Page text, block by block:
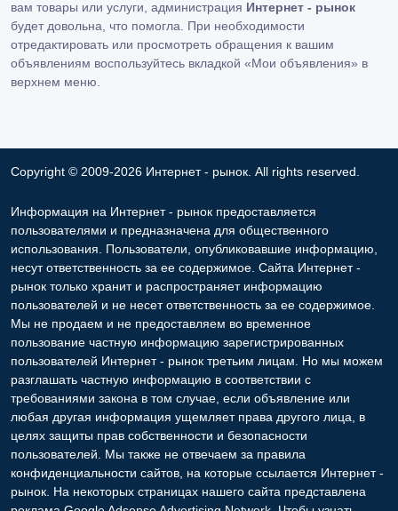
вам товары или услуги, администрация Интернет - рынок
будет довольна, что помогла. При необходимости
отредактировать или просмотреть обращения к вашим
объявлениям воспользуйтесь вкладкой «Мои объявления» в
верхнем меню.
Copyright © 2009-2026 Интернет - рынок. All rights reserved.
Информация на Интернет - рынок предоставляется
пользователями и предназначена для общественного
использования. Пользователи, опубликовавшие информацию,
несут ответственность за ее содержимое. Сайта Интернет -
рынок только хранит и распространяет информацию
пользователей и не несет ответственность за ее содержимое.
Мы не продаем и не предоставляем во временное
пользование частную информацию зарегистрированных
пользователей Интернет - рынок третьим лицам. Но мы можем
разглашать частную информацию в соответствии с
требованиями закона в том случае, если объявление или
любая другая информация ущемляет права другого лица, в
целях защиты прав собственности и безопасности
пользователей. Мы также не отвечаем за правила
конфиденциальности сайтов, на которые ссылается Интернет -
рынок. На некоторых страницах нашего сайта представлена